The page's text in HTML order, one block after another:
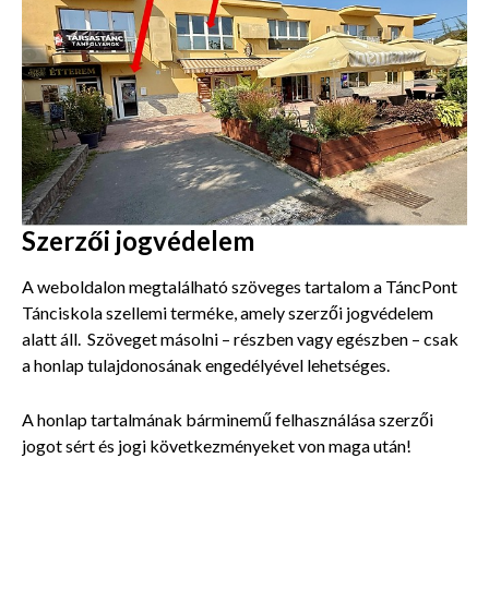
Szerzői jogvédelem
A weboldalon megtalálható szöveges tartalom a TáncPont
Tánciskola szellemi terméke, amely szerzői jogvédelem
alatt áll. Szöveget másolni – részben vagy egészben – csak
a honlap tulajdonosának engedélyével lehetséges.
A honlap tartalmának bárminemű felhasználása szerzői
jogot sért és jogi következményeket von maga után!